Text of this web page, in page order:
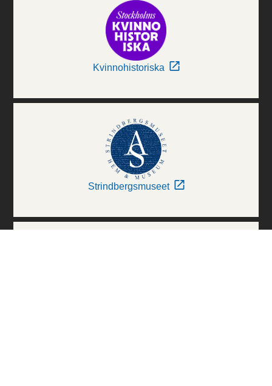
Kvinnohistoriska
Strindbergsmuseet